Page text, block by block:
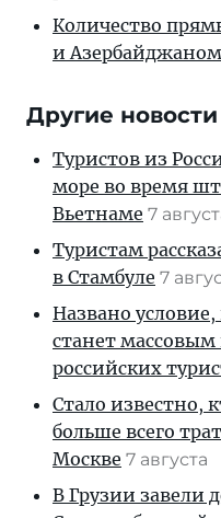
Количество
и
Другие новости
Туристов из
море во время
Вьетнаме 7
Туристам
в Стамбуле 7
Названо
станет
российских
Стало известно,
больше всего
Москве 7 августа
В Грузии завели